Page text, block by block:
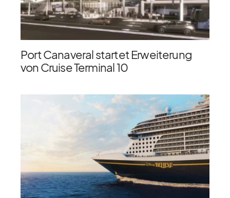
Port Canaveral startet Erweiterung
von Cruise Terminal 10